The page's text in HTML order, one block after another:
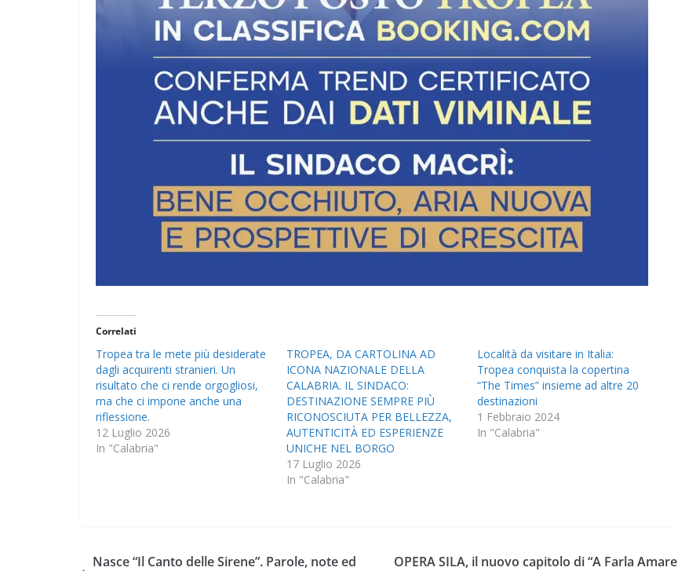
Correlati
Tropea tra le mete più desiderate
dagli acquirenti stranieri. Un
risultato che ci rende orgogliosi,
ma che ci impone anche una
riflessione.
12 Luglio 2026
In "Calabria"
TROPEA, DA CARTOLINA AD
ICONA NAZIONALE DELLA
CALABRIA. IL SINDACO:
DESTINAZIONE SEMPRE PIÙ
RICONOSCIUTA PER BELLEZZA,
AUTENTICITÀ ED ESPERIENZE
UNICHE NEL BORGO
17 Luglio 2026
In "Calabria"
Località da visitare in Italia:
Tropea conquista la copertina
“The Times” insieme ad altre 20
destinazioni
1 Febbraio 2024
In "Calabria"
Nasce “Il Canto delle Sirene”. Parole, note ed OPERA SILA, il nuovo capitolo di “A Farla Amare